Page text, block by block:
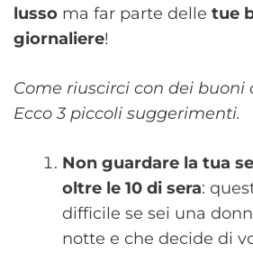
lusso ma far parte delle tue
giornaliere!
Come riuscirci con dei buoni
Ecco 3 piccoli suggerimenti.
Non guardare la tua
oltre le 10 di sera:
difficile se sei una
notte e che decide di